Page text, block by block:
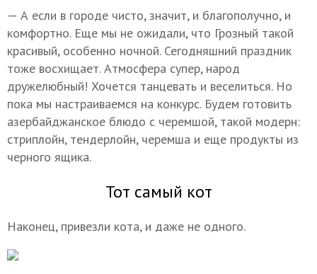
— А если в городе чисто, значит, и благополучно, и
комфортно. Еще мы не ожидали, что Грозный такой
красивый, особенно ночной. Сегодняшний праздник
тоже восхищает. Атмосфера супер, народ
дружелюбный! Хочется танцевать и веселиться. Но
пока мы настраиваемся на конкурс. Будем готовить
азербайджанское блюдо с черемшой, такой модерн:
стриплойн, тендерлойн, черемша и еще продукты из
черного ящика.
Тот самый кот
Наконец, привезли кота, и даже не одного.